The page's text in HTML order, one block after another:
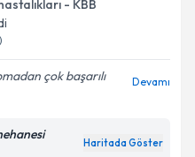
ile bilgilendireceğiz.
ilişkin
Aydınlatma
- KBB
çok başarılı
Devamı
Haritada Göster